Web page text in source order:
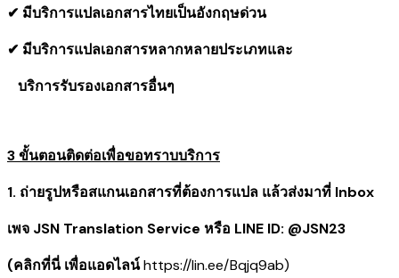
✔ มีบริการแปลเอกสารไทยเป็นอังกฤษด่วน
✔ มีบริการแปลเอกสารหลากหลายประเภทและ
​ บริการรับรองเอกสารอื่นๆ
3 ขั้นตอนติดต่อเพื่อขอทราบบริการ
1. ถ่ายรูปหรือสแกนเอกสารที่ต้องการแปล แล้วส่งมาที่ Inbox
เพจ JSN Translation Service หรือ LINE ID: @JSN23
(คลิกที่นี่ เพื่อแอดไลน์https://lin.ee/Bqjq9ab)